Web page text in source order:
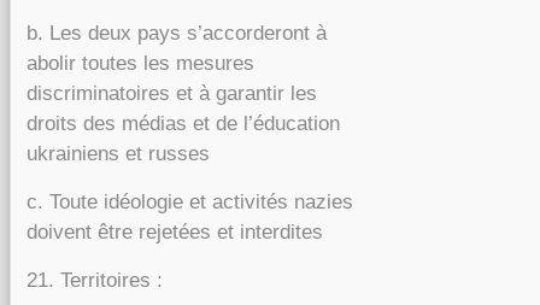
b. Les deux pays s’accorderont à
abolir toutes les mesures
discriminatoires et à garantir les
droits des médias et de l’éducation
ukrainiens et russes
c. Toute idéologie et activités nazies
doivent être rejetées et interdites
21. Territoires :